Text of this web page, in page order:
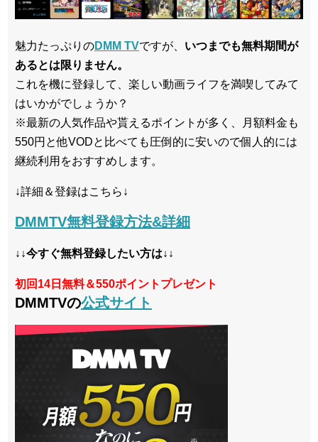
魅力たっぷりのDMM TVですが、 いつまでも無料期間が
あるとは限りません。
これを機に登録して、楽しい動画ライフを満喫してみて
はいかがでしょうか？
※最新の人気作品や貰えるポイントが多く、月額料金も
550円と他VODと比べても圧倒的に安いので個人的には
継続利用をおすすめします。
↓詳細＆登録はこちら↓
DMMTV無料登録方法&詳細
↓↓今すぐ無料登録したい方は↓↓
初回14日無料＆550ポイントプレゼント
DMMTVの公式サイト